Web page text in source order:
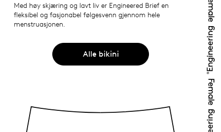
Med høy skjæring og lavt liv er Engineered Brief en
fleksibel og fasjonabel følgesvenn gjennom hele
menstruasjonen.
Alle bikini